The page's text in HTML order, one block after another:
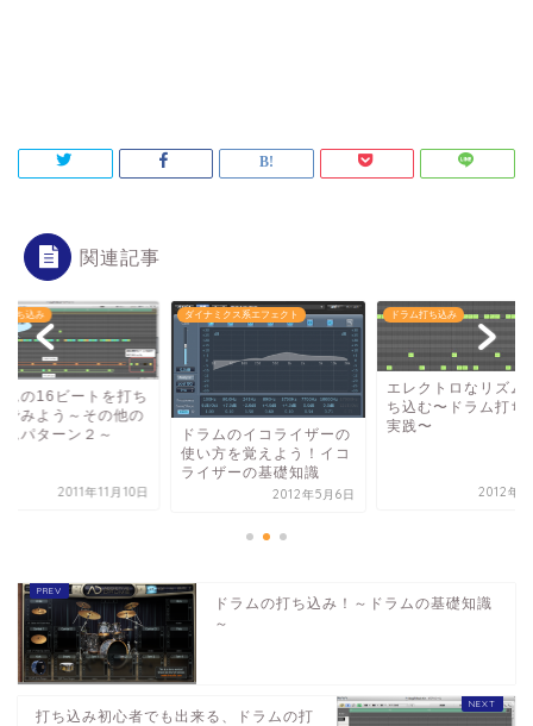
関連記事
打ち込み
ムの16ビートを打ち
でみよう～その他の
ムパターン２～
2011年11月10日
ダイナミクス系エフェクト
ドラムのイコライザーの
使い方を覚えよう！イコ
ライザーの基礎知識
2012年5月6日
ドラム打ち込み
エレクトロなリズム
ち込む〜ドラム打ち
実践〜
2012年9
ドラムの打ち込み！～ドラムの基礎知識
～
打ち込み初心者でも出来る、ドラムの打